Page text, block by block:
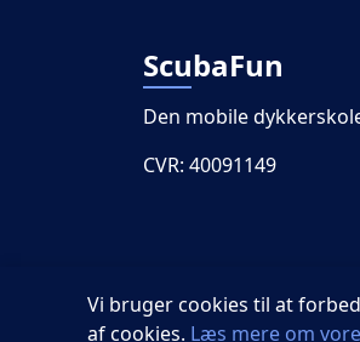
ScubaFun
Den mobile
CVR: 40091149
Vi bruger cookies til at
af cookies. Læs mere om